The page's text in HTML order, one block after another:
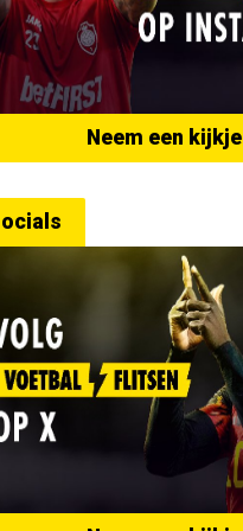
Neem een kijkje